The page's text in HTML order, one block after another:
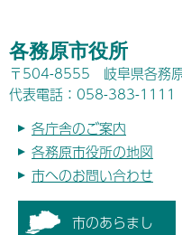
各務原市役所
〒504-8555 岐阜県各務
代表電話：058-383-1111
各庁舎のご案内
各務原市役所の地図
市へのお問い合わせ
市のあらまし